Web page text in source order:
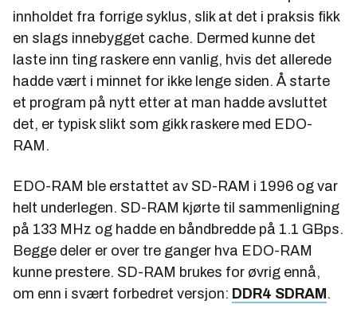
innholdet fra forrige syklus, slik at det i praksis fikk
en slags innebygget cache. Dermed kunne det
laste inn ting raskere enn vanlig, hvis det allerede
hadde vært i minnet for ikke lenge siden. Å starte
et program på nytt etter at man hadde avsluttet
det, er typisk slikt som gikk raskere med EDO-
RAM.
EDO-RAM ble erstattet av SD-RAM i 1996 og var
helt underlegen. SD-RAM kjørte til sammenligning
på 133 MHz og hadde en båndbredde på 1.1 GBps.
Begge deler er over tre ganger hva EDO-RAM
kunne prestere. SD-RAM brukes for øvrig ennå,
om enn i svært forbedret versjon: DDR4 SDRAM .